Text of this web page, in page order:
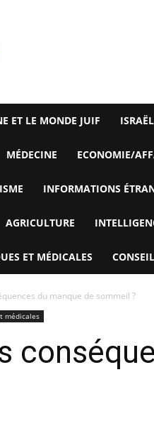
ET LE MONDE JUIF
MÉDECINE ECONOMIE/
INFORMATIONS
AGRICULTURE
ET MÉDICALES
du manque de sommeil ?
médicales